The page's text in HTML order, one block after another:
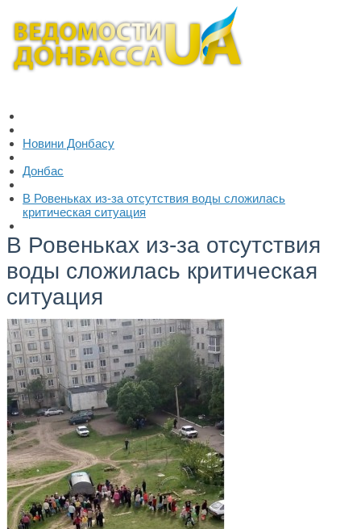
Новини Донбасу
Донбас
В Ровеньках из-за отсутствия воды сложилась
критическая ситуация
В Ровеньках из-за отсутствия
воды сложилась критическая
ситуация